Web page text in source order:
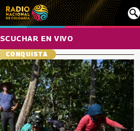
EN VIVO
CONQUISTA